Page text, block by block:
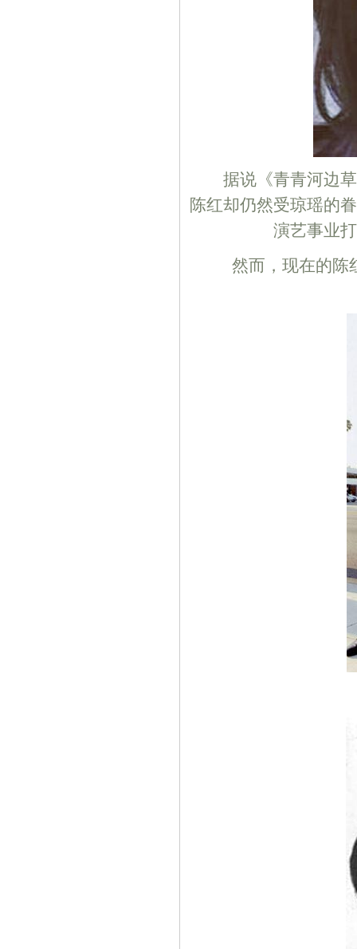
据说《青青河边草
陈红却仍然受琼瑶的
演艺事业
然而，现在的陈红